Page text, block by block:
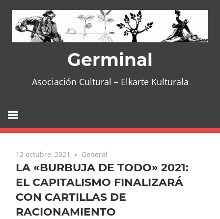
content
Germinal
Asociación Cultural – Elkarte Kulturala
12 octubre, 2021 General
LA «BURBUJA DE TODO» 2021:
EL CAPITALISMO FINALIZARÁ
CON CARTILLAS DE
RACIONAMIENTO